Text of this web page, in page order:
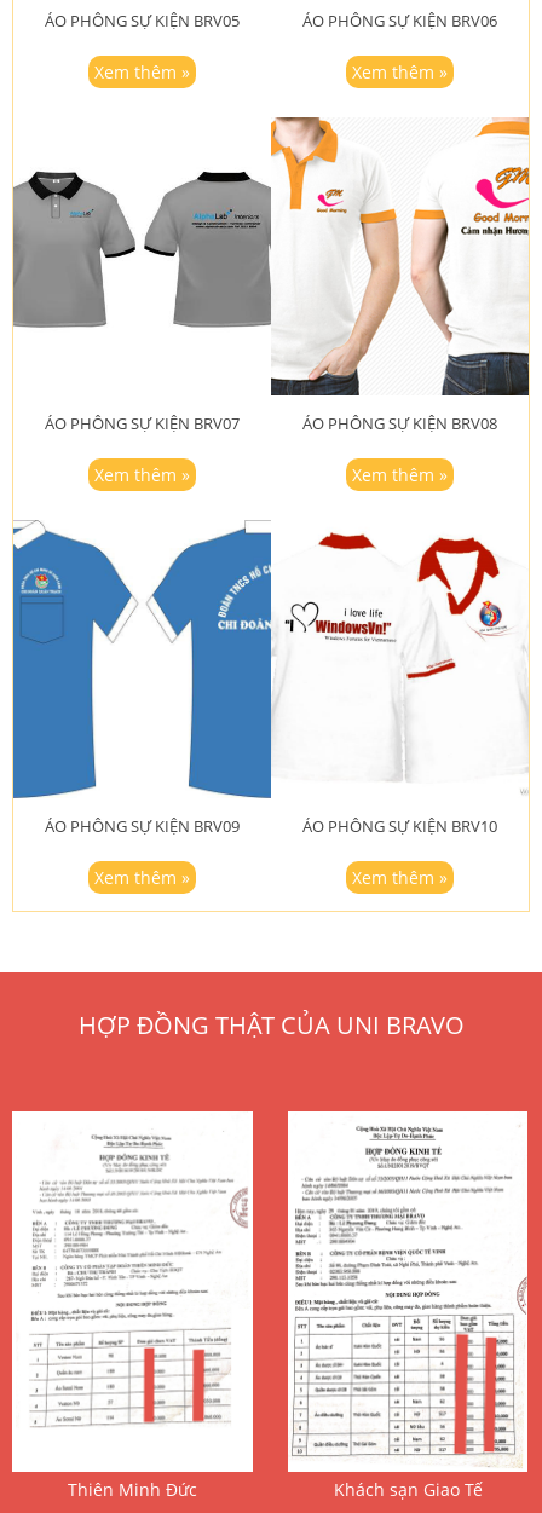
ÁO PHÔNG SỰ KIỆN BRV05
Xem thêm »
ÁO PHÔNG SỰ KIỆN BRV06
Xem thêm »
ÁO PHÔNG SỰ KIỆN BRV07
Xem thêm »
ÁO PHÔNG SỰ KIỆN BRV08
Xem thêm »
ÁO PHÔNG SỰ KIỆN BRV09
Xem thêm »
ÁO PHÔNG SỰ KIỆN BRV10
Xem thêm »
HỢP ĐỒNG THẬT CỦA UNI BRAVO
Khách sạn Giao Tế